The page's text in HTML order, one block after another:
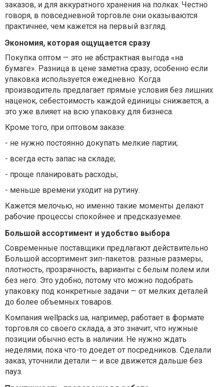
заказов, и для аккуратного хранения на полках. Честно
говоря, в повседневной торговле они оказываются
практичнее, чем кажется на первый взгляд.
Экономия, которая ощущается сразу
Покупка оптом — это не абстрактная выгода «на
бумаге». Разница в цене заметна сразу, особенно если
упаковка используется ежедневно. Когда
производитель предлагает прямые условия без лишних
наценок, себестоимость каждой единицы снижается, а
это уже влияет на всю упаковку для бизнеса.
Кроме того, при оптовом заказе:
- не нужно постоянно докупать мелкие партии;
- всегда есть запас на складе;
- проще планировать расходы;
- меньше времени уходит на рутину.
Кажется мелочью, но именно такие моменты делают
рабочие процессы спокойнее и предсказуемее.
Большой ассортимент и удобство выбора
Современные поставщики предлагают действительно
Большой ассортимент зип-пакетов: разные размеры,
плотность, прозрачность, варианты с белым полем или
без него. Это удобно, потому что можно подобрать
упаковку под конкретные задачи — от мелких деталей
до более объемных товаров.
Компания wellpacks.ua, например, работает в формате
торговля со своего склада, а это значит, что нужные
позиции обычно есть в наличии. Не нужно ждать
неделями, пока что-то доедет от посредников. Сделали
заказ, уточнили детали — и все движется дальше без
пауз.